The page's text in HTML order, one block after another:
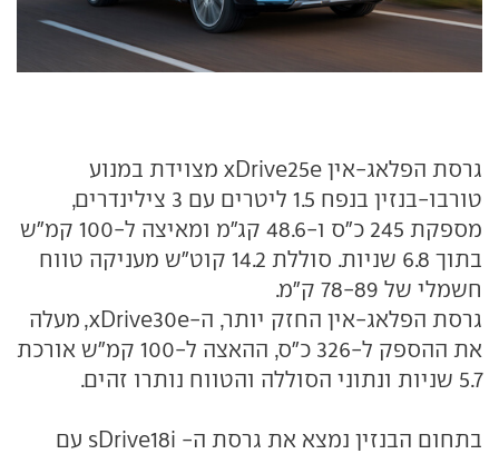
גרסת הפלאג-אין xDrive25e מצוידת במנוע
טורבו-בנזין בנפח 1.5 ליטרים עם 3 צילינדרים,
מספקת 245 כ"ס ו-48.6 קג"מ ומאיצה ל-100 קמ"ש
בתוך 6.8 שניות. סוללת 14.2 קוט"ש מעניקה טווח
חשמלי של 78-89 ק"מ.
גרסת הפלאג-אין החזק יותר, ה-xDrive30e, מעלה
את ההספק ל-326 כ"ס, ההאצה ל-100 קמ"ש אורכת
5.7 שניות ונתוני הסוללה והטווח נותרו זהים.
בתחום הבנזין נמצא את גרסת ה- sDrive18i עם